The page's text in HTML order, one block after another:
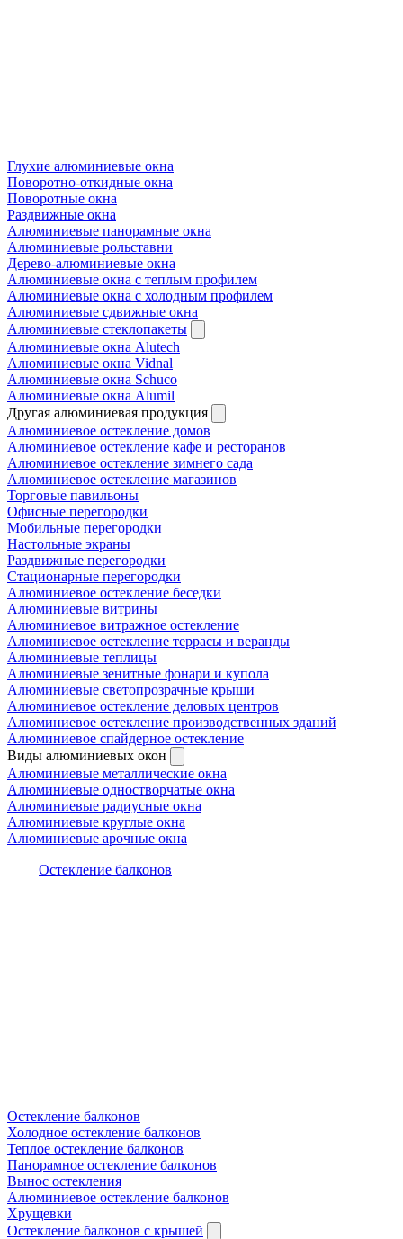
Глухие алюминиевые окна
Поворотно-откидные окна
Поворотные окна
Раздвижные окна
Алюминиевые панорамные окна
Алюминиевые рольставни
Дерево-алюминиевые окна
Алюминиевые окна с теплым профилем
Алюминиевые окна с холодным профилем
Алюминиевые сдвижные окна
Алюминиевые стеклопакеты
Алюминиевые окна Alutech
Алюминиевые окна Vidnal
Алюминиевые окна Schuco
Алюминиевые окна Alumil
Другая алюминиевая продукция
Алюминиевое остекление домов
Алюминиевое остекление кафе и ресторанов
Алюминиевое остекление зимнего сада
Алюминиевое остекление магазинов
Торговые павильоны
Офисные перегородки
Мобильные перегородки
Настольные экраны
Раздвижные перегородки
Стационарные перегородки
Алюминиевое остекление беседки
Алюминиевые витрины
Алюминиевое витражное остекление
Алюминиевое остекление террасы и веранды
Алюминиевые теплицы
Алюминиевые зенитные фонари и купола
Алюминиевые светопрозрачные крыши
Алюминиевое остекление деловых центров
Алюминиевое остекление производственных зданий
Алюминиевое спайдерное остекление
Виды алюминиевых окон
Алюминиевые металлические окна
Алюминиевые одностворчатые окна
Алюминиевые радиусные окна
Алюминиевые круглые окна
Алюминиевые арочные окна
Остекление балконов
Остекление балконов
Холодное остекление балконов
Теплое остекление балконов
Панорамное остекление балконов
Вынос остекления
Алюминиевое остекление балконов
Хрущевки
Остекление балконов с крышей